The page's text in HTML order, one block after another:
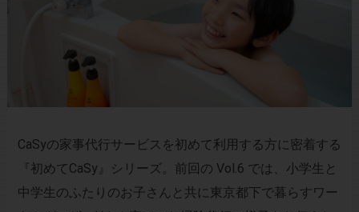
CaSyの家事代行サービスを初めて利用する方に密着する
『初めてCaSy』シリーズ。前回の Vol.6 では、小学生と
中学生のふたりのお子さんと共に東京都下で暮らすワー